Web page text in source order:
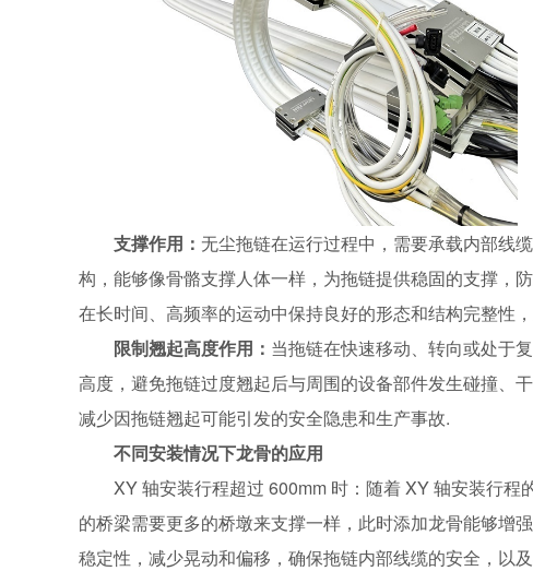
支撑作用： 无尘拖链在运行过程中，需要承载内部线
构，能够像骨骼支撑人体一样，为拖链提供稳固的支撑，
在长时间、高频率的运动中保持良好的形态和结构完整性
限制翘起高度作用： 当拖链在快速移动、转向或处于
高度，避免拖链过度翘起后与周围的设备部件发生碰撞、
减少因拖链翘起可能引发的安全隐患和生产事故.
不同安装情况下龙骨的应用
XY 轴安装行程超过 600mm 时：随着 XY 轴安装行
的桥梁需要更多的桥墩来支撑一样，此时添加龙骨能够增
稳定性，减少晃动和偏移，确保拖链内部线缆的安全，以